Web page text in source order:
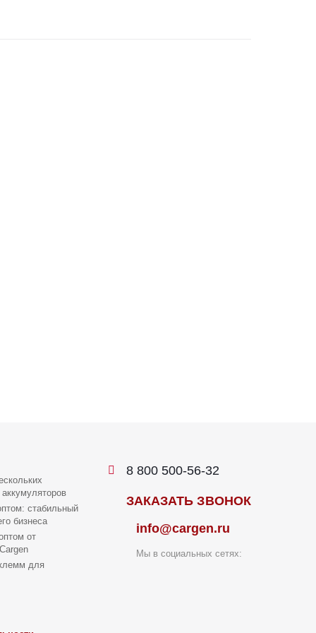
стабильный
бизнеса
от
для
8 800 500-56-32
ЗАКАЗАТЬ ЗВОНОК
info@cargen.ru
Мы в социальных сетях: